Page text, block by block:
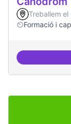
Treballem
Formació i